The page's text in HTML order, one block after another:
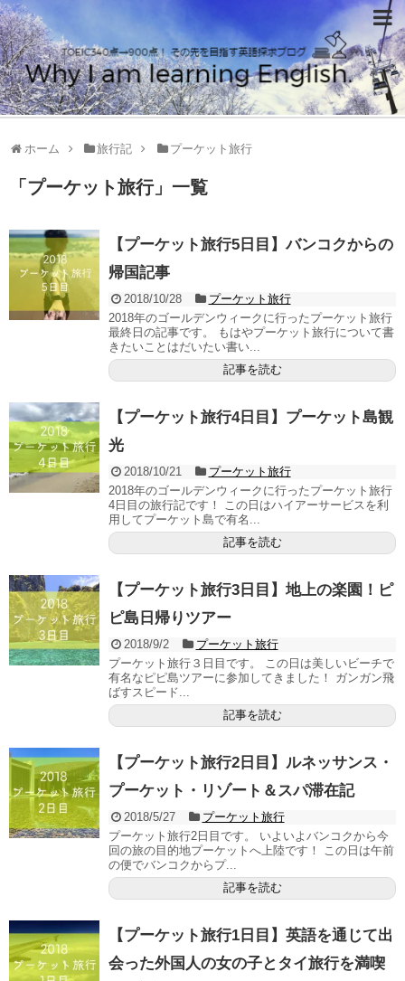
ホーム 旅行記 プーケット旅行
「 プーケット旅行」 一覧
【プーケット旅行5日目】バンコクからの
帰国記事
2018/10/28
プーケット旅行
2018年のゴールデンウィークに行ったプーケット旅行
最終日の記事です。 もはやプーケット旅行について書
きたいことはだいたい書い...
記事を読む
【プーケット旅行4日目】プーケット島観
光
2018/10/21
プーケット旅行
2018年のゴールデンウィークに行ったプーケット旅行
4日目の旅行記です！ この日はハイアーサービスを利
用してプーケット島で有名...
記事を読む
【プーケット旅行3日目】地上の楽園！ピ
ピ島日帰りツアー
2018/9/2
プーケット旅行
プーケット旅行３日目です。 この日は美しいビーチで
有名なピピ島ツアーに参加してきました！ ガンガン飛
ばすスピード...
記事を読む
【プーケット旅行2日目】ルネッサンス・
プーケット・リゾート＆スパ滞在記
2018/5/27
プーケット旅行
プーケット旅行2日目です。 いよいよバンコクから今
回の旅の目的地プーケットへ上陸です！ この日は午前
の便でバンコクからプ...
記事を読む
【プーケット旅行1日目】英語を通じて出
会った外国人の女の子とタイ旅行を満喫